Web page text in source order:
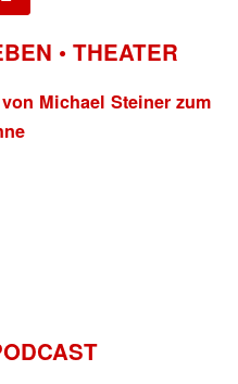
• THEATER
Michael Steiner zum